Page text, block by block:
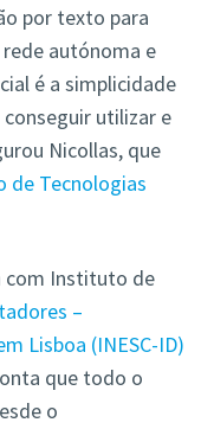
por texto para
autónoma e
é a simplicidade
utilizar e
Nicollas, que
de Tecnologias
com Instituto de
–
Lisboa (INESC-ID)
que todo o
o